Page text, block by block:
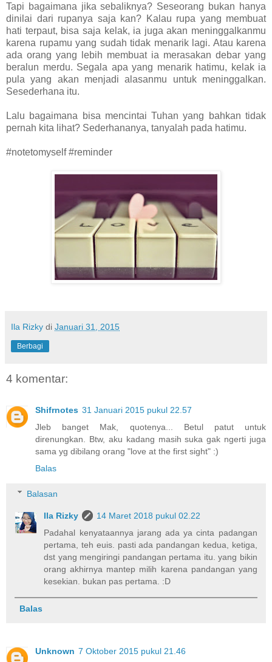
Tapi bagaimana jika sebaliknya? Seseorang bukan hanya
dinilai dari rupanya saja kan? Kalau rupa yang membuat
hati terpaut, bisa saja kelak, ia juga akan meninggalkanmu
karena rupamu yang sudah tidak menarik lagi. Atau karena
ada orang yang lebih membuat ia merasakan debar yang
beralun merdu. Segala apa yang menarik hatimu, kelak ia
pula yang akan menjadi alasanmu untuk meninggalkan.
Sesederhana itu.
Lalu bagaimana bisa mencintai Tuhan yang bahkan tidak
pernah kita lihat? Sederhananya, tanyalah pada hatimu.
#notetomyself #reminder
Ila Rizky di Januari 31, 2015
Berbagi
4 komentar:
Shifrnotes 31 Januari 2015 pukul 22.57
Jleb banget Mak, quotenya... Betul patut untuk
direnungkan. Btw, aku kadang masih suka gak ngerti juga
sama yg dibilang orang "love at the first sight" :)
Balas
Balasan
Ila Rizky
14 Maret 2018 pukul 02.22
Padahal kenyataannya jarang ada ya cinta padangan
pertama, teh euis. pasti ada pandangan kedua, ketiga,
dst yang mengiringi pandangan pertama itu. yang bikin
orang akhirnya mantep milih karena pandangan yang
kesekian. bukan pas pertama. :D
Balas
Unknown 7 Oktober 2015 pukul 21.46